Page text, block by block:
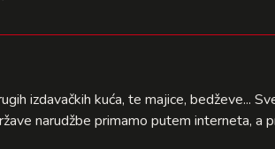
izdavačkih kuća, te majice, bedževe...
narudžbe primamo putem interneta,